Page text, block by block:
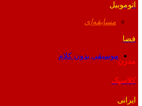
اتوموبیل
مسابقه‌ای
فضا
موسیقی بدون کلام
مدرن
کلاسیک
ایرانی